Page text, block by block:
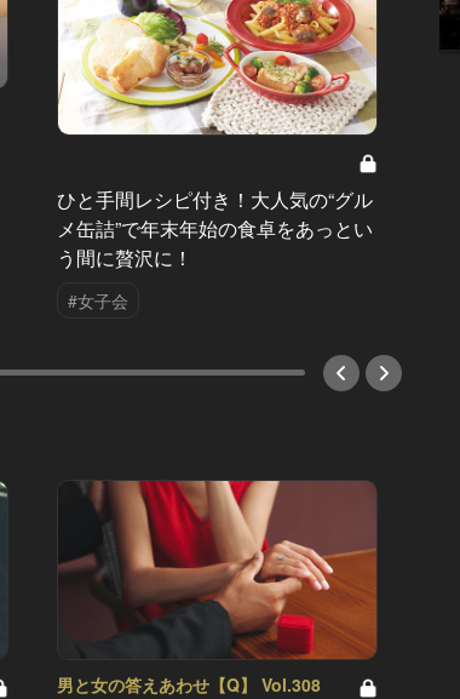
ひと手間レシピ付き！大人気の“グル
メ缶詰”で年末年始の食卓をあっとい
う間に贅沢に！
#女子会
男と女の答えあわせ【Q】 Vol.308